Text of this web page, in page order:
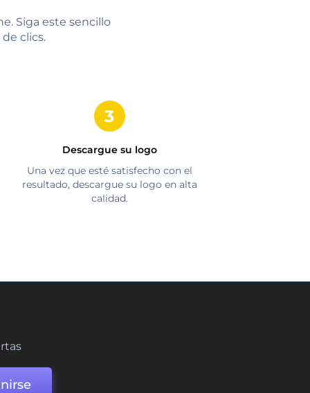
Siga este sencillo
clics.
Descargue su logo
Una vez que esté satisfecho con el
resultado, descargue su logo en alta
calidad.